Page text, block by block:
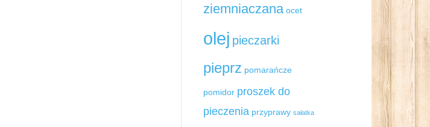
ziemniaczana ocet
olej pieczarki
pieprz pomarańcze
pomidor proszek do
pieczenia przyprawy sałatka